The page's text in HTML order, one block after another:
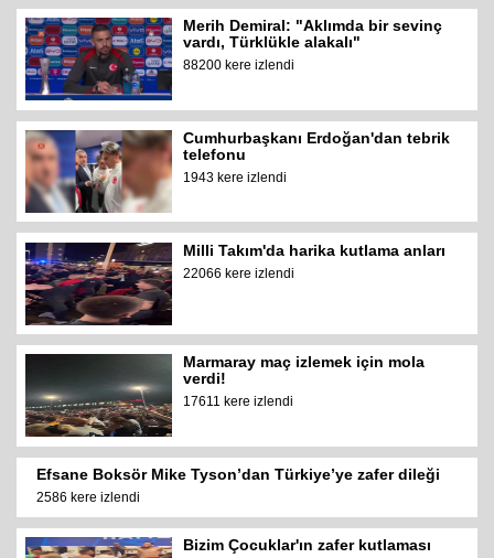
Merih Demiral: "Aklımda bir sevinç
vardı, Türklükle alakalı"
88200 kere izlendi
Cumhurbaşkanı Erdoğan'dan tebrik
telefonu
1943 kere izlendi
Milli Takım'da harika kutlama anları
22066 kere izlendi
Marmaray maç izlemek için mola
verdi!
17611 kere izlendi
Efsane Boksör Mike Tyson’dan Türkiye’ye zafer dileği
2586 kere izlendi
Bizim Çocuklar'ın zafer kutlaması